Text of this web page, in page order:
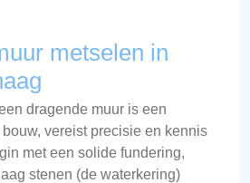
metselen in
dragende muur is een
vereist precisie en kennis
met een solide fundering,
stenen (de waterkering)